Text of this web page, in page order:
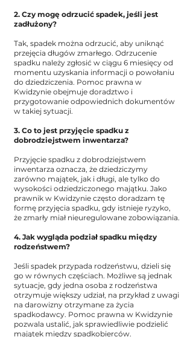
2. Czy mogę odrzucić spadek, jeśli jest
zadłużony?
Tak, spadek można odrzucić, aby uniknąć
przejęcia długów zmarłego. Odrzucenie
spadku należy zgłosić w ciągu 6 miesięcy od
momentu uzyskania informacji o powołaniu
do dziedziczenia. Pomoc prawna w
Kwidzynie obejmuje doradztwo i
przygotowanie odpowiednich dokumentów
w takiej sytuacji.
3. Co to jest przyjęcie spadku z
dobrodziejstwem inwentarza?
Przyjęcie spadku z dobrodziejstwem
inwentarza oznacza, że dziedziczymy
zarówno majątek, jak i długi, ale tylko do
wysokości odziedziczonego majątku. Jako
prawnik w Kwidzynie często doradzam tę
formę przyjęcia spadku, gdy istnieje ryzyko,
że zmarły miał nieuregulowane zobowiązania.
4. Jak wygląda podział spadku między
rodzeństwem?
Jeśli spadek przypada rodzeństwu, dzieli się
go w równych częściach. Możliwe są jednak
sytuacje, gdy jedna osoba z rodzeństwa
otrzymuje większy udział, na przykład z uwagi
na darowizny otrzymane za życia
spadkodawcy. Pomoc prawna w Kwidzynie
pozwala ustalić, jak sprawiedliwie podzielić
majątek między spadkobierców.